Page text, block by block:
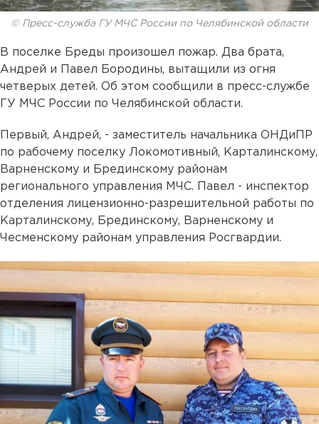
© Пресс-служба ГУ МЧС России по Челябинской области
В поселке Бреды произошел пожар. Два брата,
Андрей и Павел Бородины, вытащили из огня
четверых детей. Об этом сообщили в пресс-службе
ГУ МЧС России по Челябинской области.
Первый, Андрей, - заместитель начальника ОНДиПР
по рабочему поселку Локомотивный, Карталинскому,
Варненскому и Брединскому районам
регионального управления МЧС. Павел - инспектор
отделения лицензионно-разрешительной работы по
Карталинскому, Брединскому, Варненскому и
Чесменскому районам управления Росгвардии.